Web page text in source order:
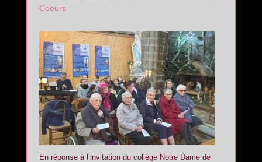
Coeurs
En réponse à l’invitation du collège Notre Dame de